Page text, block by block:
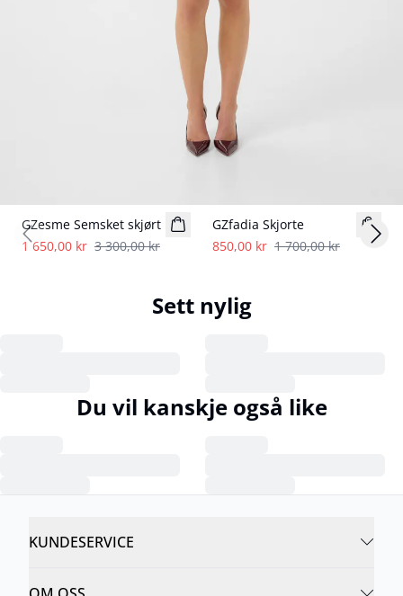
GZesme Semsket skjørt
1 650,00 kr 3 300,00 kr
GZfadia Skjorte
850,00 kr 1 700,00 kr
Previous slide
Sett nylig
Du vil kanskje også like
KUNDESERVICE